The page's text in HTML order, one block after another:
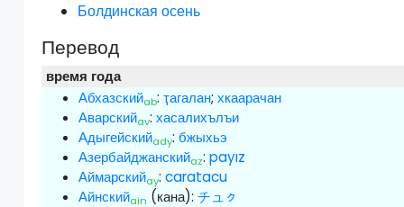
Болдинская осень
Перевод
время года
Абхазскийab:ҭагалан;хкаарачан
Аварскийav:хасалихълъи
Адыгейскийady:бжыхьэ
Азербайджанскийaz:payız
Аймарскийay:caratacu
Айнскийain (кана):チュㇰ